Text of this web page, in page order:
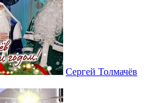
Сергей Толмачёв